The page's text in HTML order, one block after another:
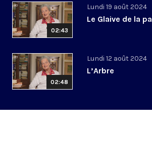
02:43
Lundi 19 août 2024
Le Glaive de la
02:48
Lundi 12 août 2024
L’Arbre